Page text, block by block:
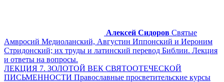
Алексей Сидоров Святые
Амвросий Медиоланский, Августин Иппонский и Иероним
Стридонский; их труды и латинский перевод Библии. Лекция
и ответы на вопросы.
ЛЕКЦИЯ 7. ЗОЛОТОЙ ВЕК СВЯТООТЕЧЕСКОЙ
ПИСЬМЕННОСТИ Православные просветительские курсы